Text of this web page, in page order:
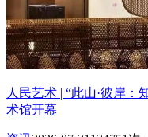
人民艺术 | “此山·彼岸
术馆开幕